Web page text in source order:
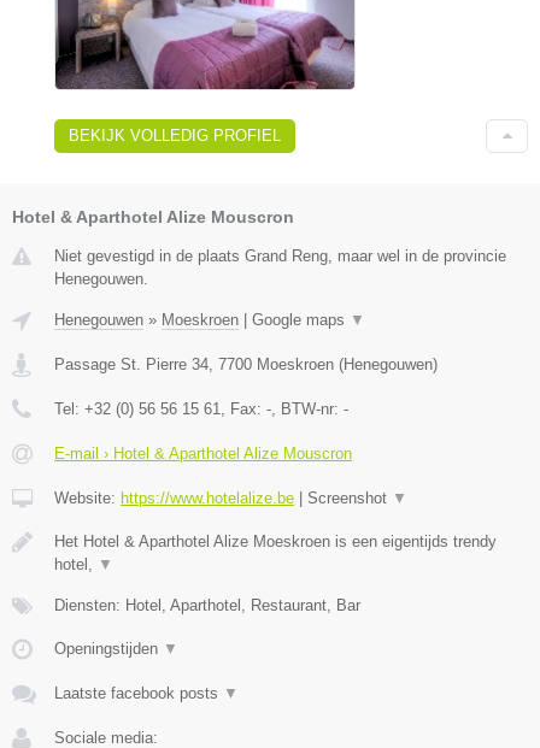
BEKIJK VOLLEDIG PROFIEL
Hotel & Aparthotel Alize Mouscron
Niet gevestigd in de plaats Grand Reng, maar wel in de provincie
Henegouwen.
Henegouwen » Moeskroen | Google maps ▼
Passage St. Pierre 34 7700 Moeskroen (Henegouwen)
Tel: +32 (0) 56 56 15 61 , Fax: - , BTW-nr: -
E-mail › Hotel & Aparthotel Alize Mouscron
Website: https://www.hotelalize.be | Screenshot ▼
Het Hotel & Aparthotel Alize Moeskroen is een eigentijds trendy
hotel,
▼
Diensten: Hotel, Aparthotel, Restaurant, Bar
Openingstijden ▼
Laatste facebook posts ▼
Sociale media: